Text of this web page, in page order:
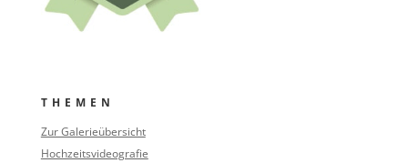
THEMEN
Zur Galerieübersicht
Hochzeitsvideografie